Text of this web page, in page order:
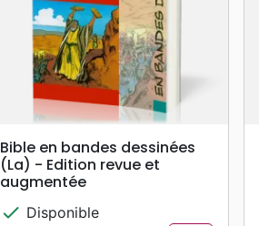
search APERÇU RAPIDE
Bible en bandes dessinées
(La) - Edition revue et
augmentée
check Disponible